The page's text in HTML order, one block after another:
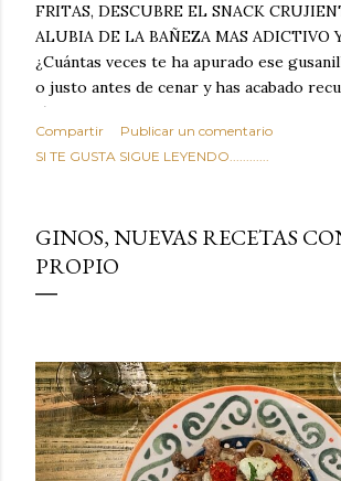
FRITAS, DESCUBRE EL SNACK
ALUBIA DE LA BAÑEZA MAS ADICTIVO
¿Cuántas veces te ha apurado ese
o justo antes de cenar y has acabado
típicas patatas de bolsa, frutos secos
ultraprocesados llenos de grasas
Todos hemos estado ahí. Sin embargo,
satisface. Estas alubias crujientes al
por completo tu forma de ver las
asociar las alubias únicamente a los
humilde como la alubia de La Bañeza en
dorado, cargado de proteína y 100%
sustituto perfecto a los frutos se...
Compartir
Publicar un comentario
SI TE GUSTA SIGUE LEYENDO............
GINOS, NUEVAS RECETAS
PROPIO